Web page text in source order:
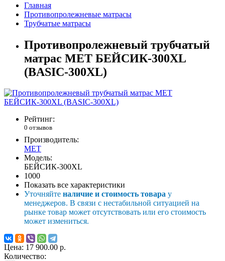
Главная
Противопролежневые матрасы
Трубчатые матрасы
Противопролежневый трубчатый
матрас MET БЕЙСИК-300XL
(BASIC-300XL)
Рейтинг:
0 отзывов
Производитель:
MET
Модель:
БЕЙСИК-300XL
1000
Показать все характеристики
Уточняйте наличие и стоимость товара у
менеджеров. В связи с нестабильной ситуацией на
рынке товар может отсутствовать или его стоимость
может измениться.
Цена: 17 900.00 р.
Количество: